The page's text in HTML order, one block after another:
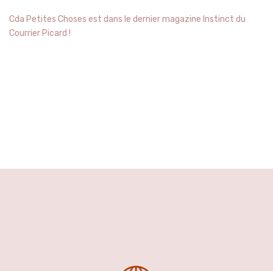
Cda Petites Choses est dans le dernier magazine Instinct du
Courrier Picard !